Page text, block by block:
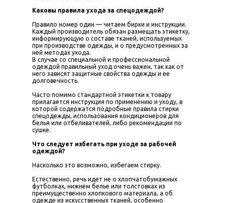
Каковы правила ухода за спецодеждой?
Правило номер один — читаем бирки и инструкции.
Каждый производитель обязан размещать этикетку,
информирующую о составе тканей, используемых
при производстве одежды, и о предусмотренных за
ней методах ухода.
В случае со специальной и профессиональной
одеждой правильный уход очень важен, так как от
него зависят защитные свойства одежды и ее
долговечность.
Часто помимо стандартной этикетки к товару
прилагается инструкция по применению и уходу, в
которой содержатся подробные правила стирки
спецодежды, использования кондиционеров для
белья или отбеливателей, либо рекомендации по
сушке.
Что следует избегать при уходе за рабочей
одеждой?
Насколько это возможно, избегаем стирку.
Естественно, речь идет не о хлопчатобумажных
футболках, нижнем белье или толстовках из
преимущественно хлопкового материала, а об
одежде из искусственных тканей, особенно